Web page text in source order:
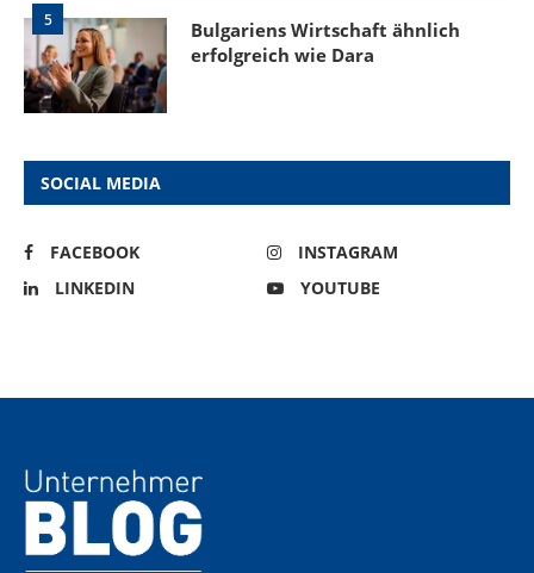
5
Bulgariens Wirtschaft ähnlich
erfolgreich wie Dara
SOCIAL MEDIA
FACEBOOK
INSTAGRAM
LINKEDIN
YOUTUBE